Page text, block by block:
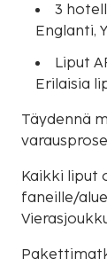
3
Englanti,
Liput
Erilaisia
Täydennä
Kaikki liput
faneille/